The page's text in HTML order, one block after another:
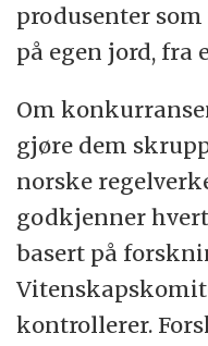
produsenter
på egen jord, fra
Om
gjøre dem
norske
godkjenner
basert på
kontrollerer.